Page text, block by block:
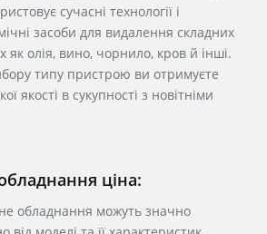
сучасні технології і
засоби для видалення складних
як олія, вино, чорнило, кров й інші.
типу пристрою ви отримуєте
якості в сукупності з новітніми
ціна:
обладнання можуть значно